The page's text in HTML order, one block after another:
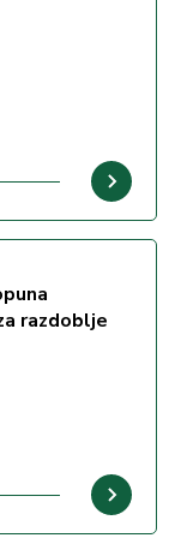
razdoblje